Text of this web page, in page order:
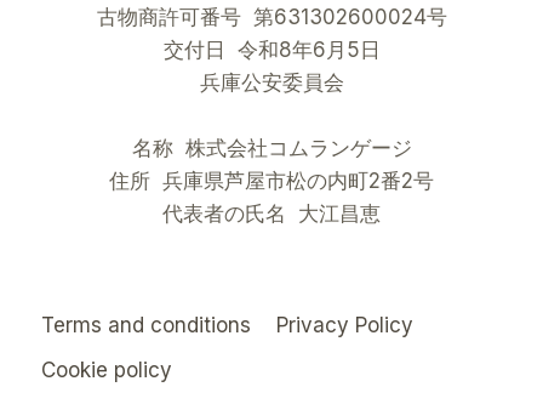
THE
WORLD
古物商許可番号 第631302600024号
交付日 令和8年6月5日
兵庫公安委員会
名称 株式会社コムランゲージ
住所 兵庫県芦屋市松の内町2番2号
代表者の氏名 大江昌恵
Terms and conditions
Privacy Policy
Cookie policy